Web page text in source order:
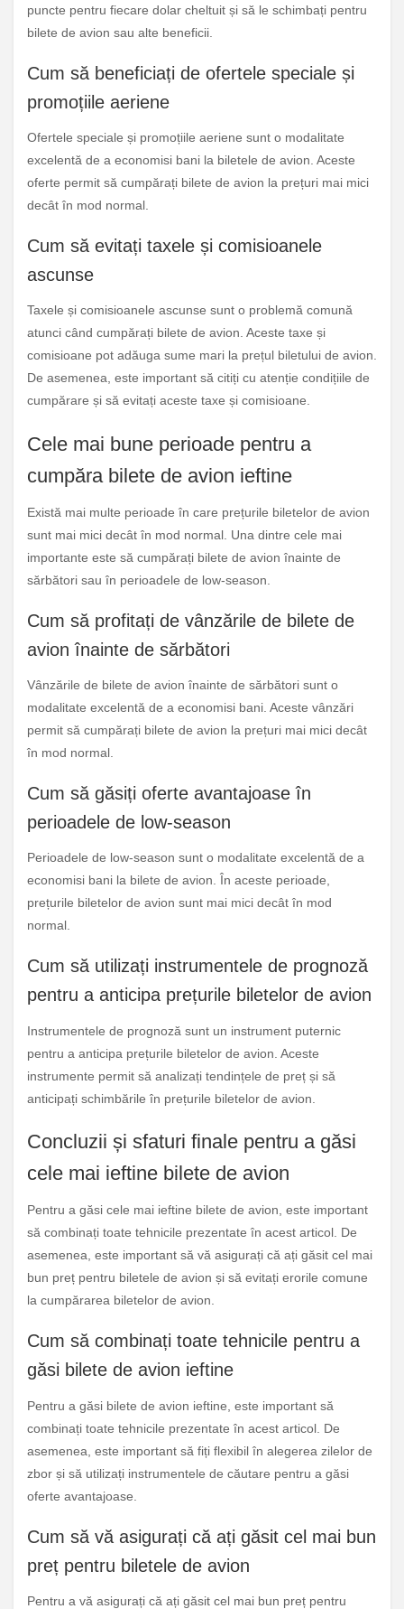
puncte pentru fiecare dolar cheltuit și să le schimbați pentru
bilete de avion sau alte beneficii.
Cum să beneficiați de ofertele speciale și
promoțiile aeriene
Ofertele speciale și promoțiile aeriene sunt o modalitate
excelentă de a economisi bani la biletele de avion. Aceste
oferte permit să cumpărați bilete de avion la prețuri mai mici
decât în mod normal.
Cum să evitați taxele și comisioanele
ascunse
Taxele și comisioanele ascunse sunt o problemă comună
atunci când cumpărați bilete de avion. Aceste taxe și
comisioane pot adăuga sume mari la prețul biletului de avion.
De asemenea, este important să citiți cu atenție condițiile de
cumpărare și să evitați aceste taxe și comisioane.
Cele mai bune perioade pentru a
cumpăra bilete de avion ieftine
Există mai multe perioade în care prețurile biletelor de avion
sunt mai mici decât în mod normal. Una dintre cele mai
importante este să cumpărați bilete de avion înainte de
sărbători sau în perioadele de low-season.
Cum să profitați de vânzările de bilete de
avion înainte de sărbători
Vânzările de bilete de avion înainte de sărbători sunt o
modalitate excelentă de a economisi bani. Aceste vânzări
permit să cumpărați bilete de avion la prețuri mai mici decât
în mod normal.
Cum să găsiți oferte avantajoase în
perioadele de low-season
Perioadele de low-season sunt o modalitate excelentă de a
economisi bani la bilete de avion. În aceste perioade,
prețurile biletelor de avion sunt mai mici decât în mod
normal.
Cum să utilizați instrumentele de prognoză
pentru a anticipa prețurile biletelor de avion
Instrumentele de prognoză sunt un instrument puternic
pentru a anticipa prețurile biletelor de avion. Aceste
instrumente permit să analizați tendințele de preț și să
anticipați schimbările în prețurile biletelor de avion.
Concluzii și sfaturi finale pentru a găsi
cele mai ieftine bilete de avion
Pentru a găsi cele mai ieftine bilete de avion, este important
să combinați toate tehnicile prezentate în acest articol. De
asemenea, este important să vă asigurați că ați găsit cel mai
bun preț pentru biletele de avion și să evitați erorile comune
la cumpărarea biletelor de avion.
Cum să combinați toate tehnicile pentru a
găsi bilete de avion ieftine
Pentru a găsi bilete de avion ieftine, este important să
combinați toate tehnicile prezentate în acest articol. De
asemenea, este important să fiți flexibil în alegerea zilelor de
zbor și să utilizați instrumentele de căutare pentru a găsi
oferte avantajoase.
Cum să vă asigurați că ați găsit cel mai bun
preț pentru biletele de avion
Pentru a vă asigurați că ați găsit cel mai bun preț pentru